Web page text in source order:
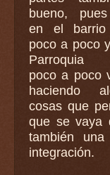
bueno,
en el barrio
poco a poco
Parroquia
poco a poco
haciendo
cosas que
que se vaya
también una
integración.